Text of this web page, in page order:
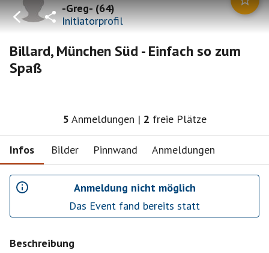
-Greg-(64)
Initiatorprofil
Billard, München Süd - Einfach so zum
Spaß
5 Anmeldungen | 2 freie Plätze
Infos Bilder Pinnwand Anmeldungen
Anmeldung nicht möglich
Das Event fand bereits statt
Beschreibung